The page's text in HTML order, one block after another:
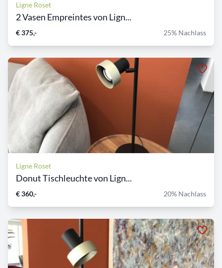
Ligne Roset
2 Vasen Empreintes von Lign...
€ 375,- 25% Nachlass
Ligne Roset
Donut Tischleuchte von Lign...
€ 360,- 20% Nachlass